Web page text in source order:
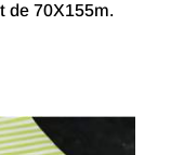
de 70X155m.